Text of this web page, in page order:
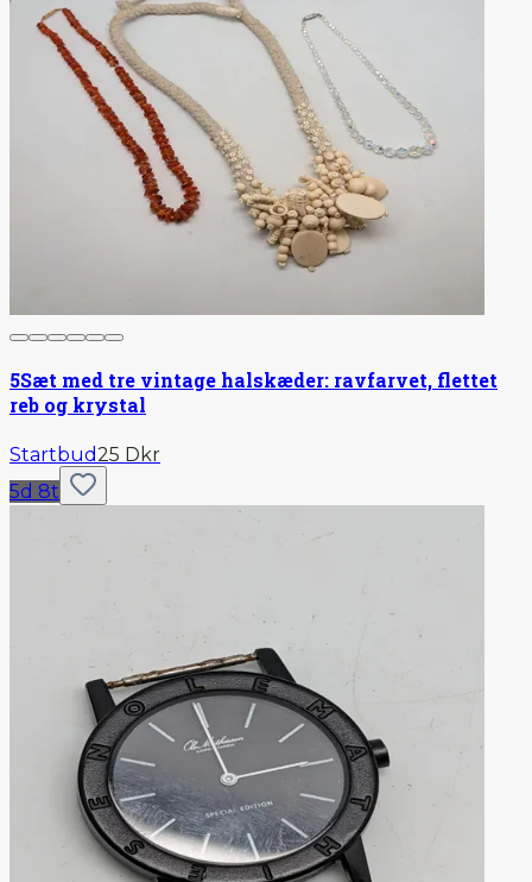
5Sæt med tre vintage halskæder: ravfarvet, flettet
reb og krystal
Startbud25 Dkr
5d 8t